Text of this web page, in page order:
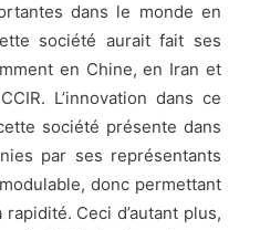
dans le monde en
société aurait fait ses
en Chine, en Iran et
L’innovation dans ce
société présente dans
par ses représentants
donc permettant
Ceci d’autant plus,